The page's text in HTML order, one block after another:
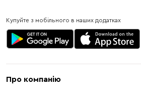
Купуйте з мобільного в наших додатках
Про компанію